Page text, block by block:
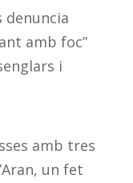
denuncia
amb foc”
i
amb tres
un fet